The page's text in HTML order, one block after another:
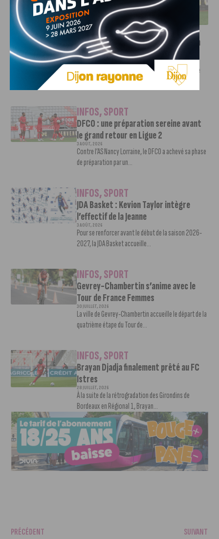
RETOUR EN LIGUE 2
INFOS,SPORT
Faire le tour de la Côte-d’Or à vélo en
trois jours : le défi de Victor Bosoni
5 AOÛT, 2026
Le challenge que s’apprête à relever l’ultra-cycliste
Victor Bosoni est simple : parcourir 571...
INFOS,SPORT
DFCO : une préparation sereine avant
le grand retour en Ligue 2
3 AOÛT, 2026
Contre l’AS Nancy Lorraine, le DFCO a achevé sa phase
de préparation par un...
INFOS,SPORT
JDA Basket : Kevion Taylor intègre
l’effectif de la Jeanne
3 AOÛT, 2026
Pour se renforcer avant le début de la saison 2026-
2027, la JDA Basket accueille...
INFOS,SPORT
Gevrey-Chambertin s’anime avec le
Tour de France Femmes
30 JUILLET, 2026
La ville de Gevrey-Chambertin accueille le départ de la
quatrième étape du Tour de...
INFOS,SPORT
Brayan Djadja finalement prêté au FC
Istres
28 JUILLET, 2026
À la suite de la rétrogradation des Girondins de
Bordeaux en Régional 1, Brayan...
PRÉCÉDENT SUIVANT